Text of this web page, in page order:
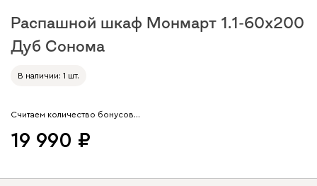
Распашной шкаф Монмарт 1.1-60x200
Дуб Сонома
Арт. 204412
В наличии: 1 шт.
Считаем количество бонусов…
19 990